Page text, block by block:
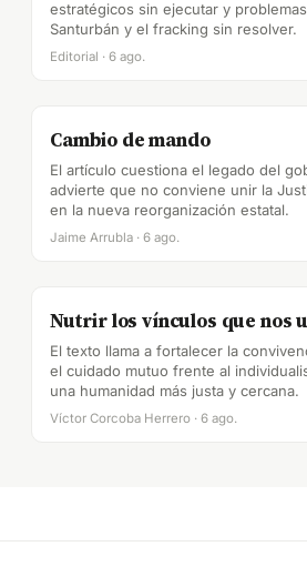
estratégicos sin ejecutar y
Santurbán y el fracking sin resolver.
Editorial · 6 ago.
Cambio de mando
El artículo cuestiona el legado del
advierte que no conviene unir la
en la nueva reorganización estatal.
Jaime Arrubla · 6 ago.
Nutrir los vínculos que nos
El texto llama a fortalecer la
el cuidado mutuo frente al
una humanidad más justa y cercana.
Víctor Corcoba Herrero · 6 ago.